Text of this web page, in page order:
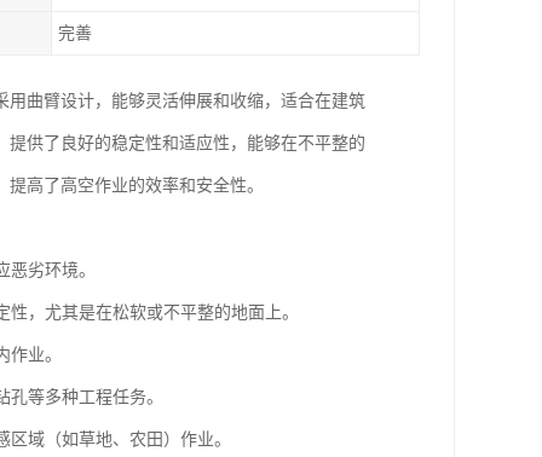
完善
曲臂设计，能够灵活伸展和收缩，适合在建筑
供了良好的稳定性和适应性，能够在不平整的
高了高空作业的效率和安全性。
劣环境。
，尤其是在松软或不平整的地面上。
业。
等多种工程任务。
域（如草地、农田）作业。